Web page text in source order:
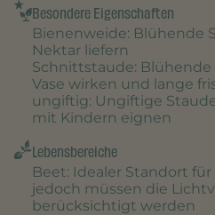
Besondere Eigenschaften
Bienenweide: Blühende
Nektar liefern
Schnittstaude:
Vase wirken und lange
ungiftig: Ungiftige
mit Kindern eignen
Lebensbereiche
Beet: Idealer Standort
jedoch müssen die
berücksichtigt werden